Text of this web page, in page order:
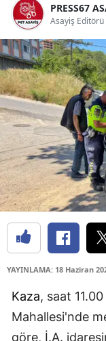
PRESS67
Asayiş Editörü
YAYINLAMA: 18 Haziran
Kaza, saat
Mahallesi'nde
göre, İ.A.